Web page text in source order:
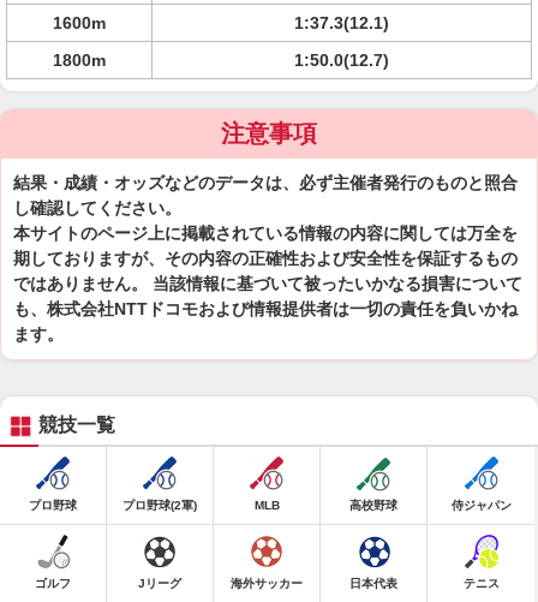
1600m
1:37.3(12.1)
1800m
1:50.0(12.7)
注意事項
結果・成績・オッズなどのデータは、必ず主催者発行のものと照合
し確認してください。
本サイトのページ上に掲載されている情報の内容に関しては万全を
期しておりますが、その内容の正確性および安全性を保証するもの
ではありません。 当該情報に基づいて被ったいかなる損害について
も、株式会社NTTドコモおよび情報提供者は一切の責任を負いかね
ます。
競技一覧
プロ野球 プロ野球(2軍) MLB 高校野球 侍ジャパン
ゴルフ Jリーグ 海外サッカー 日本代表 テニス